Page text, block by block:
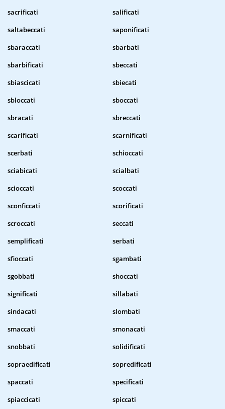
sacrificati
salificati
saltabeccati
saponificati
sbaraccati
sbarbati
sbarbificati
sbeccati
sbiascicati
sbiecati
sbloccati
sboccati
sbracati
sbreccati
scarificati
scarnificati
scerbati
schioccati
sciabicati
scialbati
scioccati
scoccati
sconficcati
scorificati
scroccati
seccati
semplificati
serbati
sfioccati
sgambati
sgobbati
shoccati
significati
sillabati
sindacati
slombati
smaccati
smonacati
snobbati
solidificati
sopraedificati
sopredificati
spaccati
specificati
spiaccicati
spiccati